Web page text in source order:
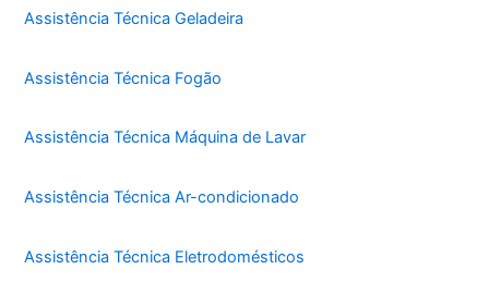
Assistência Técnica Geladeira
Assistência Técnica Fogão
Assistência Técnica Máquina de Lavar
Assistência Técnica Ar-condicionado
Assistência Técnica Eletrodomésticos